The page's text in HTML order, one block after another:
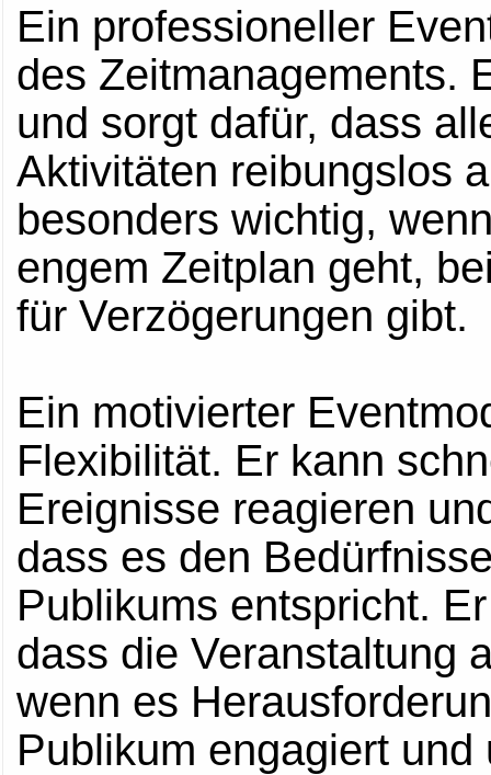
Ein professioneller
des Zeitmanagements.
und sorgt dafür, dass
Aktivitäten reibungslos
besonders wichtig,
engem Zeitplan geht,
für Verzögerungen gibt.
Ein motivierter
Flexibilität. Er kann
Ereignisse reagieren
dass es den
Publikums entspricht.
dass die Veranstaltung
wenn es
Publikum engagiert